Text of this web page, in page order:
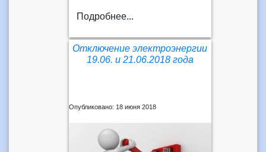
Подробнее...
Отключение электроэнергии
19.06. и 21.06.2018 года
Опубликовано: 18 июня 2018